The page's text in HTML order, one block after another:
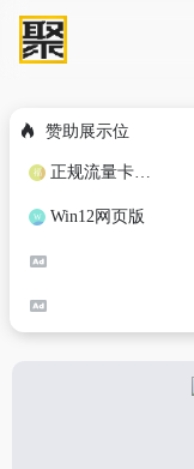
赞助展示位
正规流量卡免费加盟合作
Win12网页版